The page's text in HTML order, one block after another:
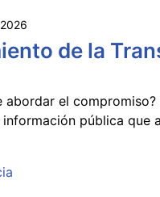
de la
abordar el
pública que